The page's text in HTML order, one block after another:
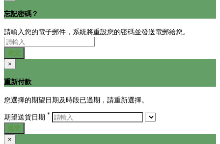
忘記密碼？
請輸入您的電子郵件，系統將重設您的密碼並發送電郵給您。
提交
×
重新付款
您選擇的期望日期及時段已過期，請重新選擇。
期望送貨日期 *
提交
×